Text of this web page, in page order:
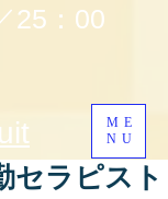
25：00
ME
NU
セラピスト